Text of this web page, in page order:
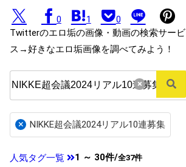
0 1
0
Twitterのエロ垢の画像・動画の検索サービ
ス→好きなエロ垢画像を調べてみよう！
×
× NIKKE超会議2024リアル10連募集
人気タグ一覧 1 ～ 30件/全37件